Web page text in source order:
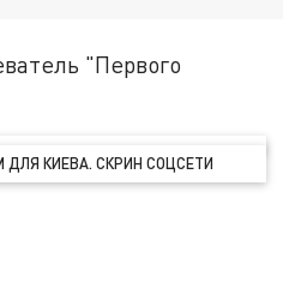
"Первого
ДЛЯ КИЕВА. СКРИН СОЦСЕТИ